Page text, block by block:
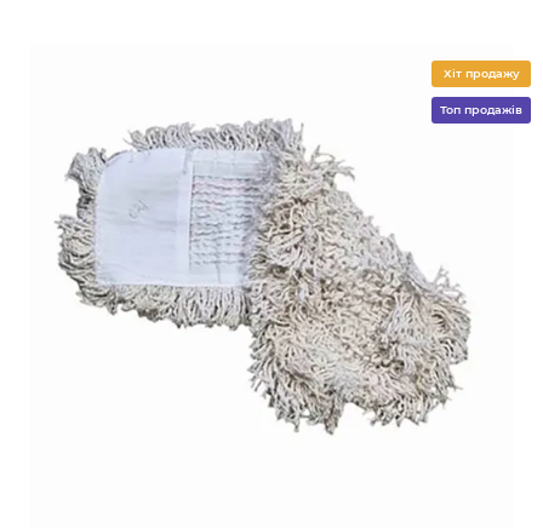
Хіт продажу
Топ продажів